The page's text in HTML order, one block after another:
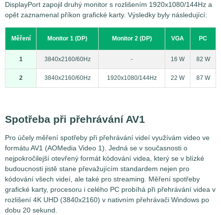
DisplayPort zapojil druhý monitor s rozlišením 1920x1080/144Hz a
opět zaznamenal příkon grafické karty. Výsledky byly následující:
Měření Monitor 1 (DP) Monitor 2 (DP) VGA PC
1 3840x2160/60Hz - 16 W 82 W
2 3840x2160/60Hz 1920x1080/144Hz 22 W 87 W
Spotřeba při přehrávání AV1
Pro účely měření spotřeby při přehrávání videí využívám video ve
formátu AV1 (AOMedia Video 1). Jedná se v současnosti o
nejpokročilejší otevřený formát kódování videa, který se v blízké
budoucnosti jistě stane převažujícím standardem nejen pro
kódování všech videí, ale také pro streaming. Měření spotřeby
grafické karty, procesoru i celého PC probíhá při přehrávání videa v
rozlišení 4K UHD (3840x2160) v nativním přehrávači Windows po
dobu 20 sekund.